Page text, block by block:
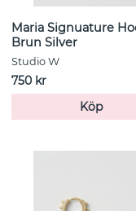
Maria Signuature
Brun Silver
Studio W
750 kr
Köp